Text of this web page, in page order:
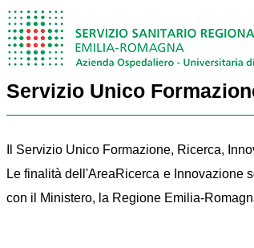
Servizio Unico
Il Servizio Unico Formazione, Ricerca,
Le finalità dell'AreaRicerca e Innovazione
con il Ministero, la Regione Emilia-